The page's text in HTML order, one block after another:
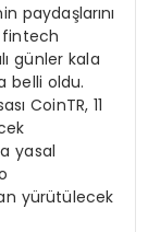
paydaşlarını
fintech
günler kala
belli oldu.
CoinTR, 11
yasal
yürütülecek